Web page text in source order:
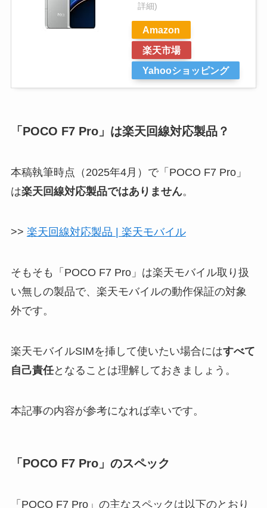
詳細)
Amazon
楽天市場
Yahooショッピング
「POCO F7 Pro」は楽天回線対応製品？
本稿執筆時点（2025年4月）で「POCO F7 Pro」
は楽天回線対応製品ではありません。
>> 楽天回線対応製品 | 楽天モバイル
そもそも「POCO F7 Pro」は楽天モバイル取り扱
い無しの製品で、楽天モバイルの動作保証の対象
外です。
楽天モバイルSIMを挿して使いたい場合にはすべて
自己責任となることは理解しておきましょう。
本記事の内容が参考になれば幸いです。
「POCO F7 Pro」のスペック
「POCO F7 Pro」の主なスペックは以下のとおり